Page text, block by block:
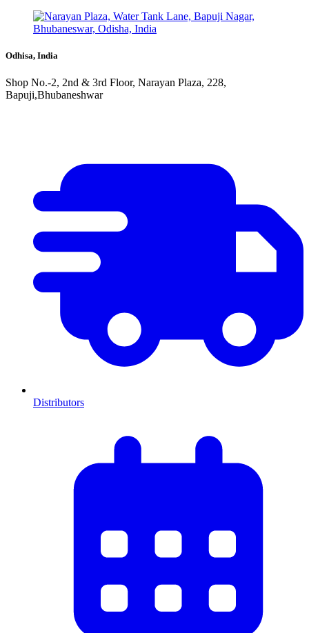
Odhisa, India
Shop No.-2, 2nd & 3rd Floor, Narayan Plaza, 228,
Bapuji,Bhubaneshwar
Distributors